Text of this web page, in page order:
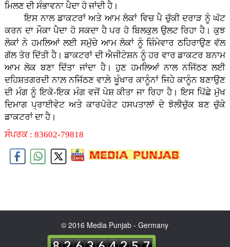
ਮਿਲਣ ਦੀ ਸੰਭਾਵਨਾ ਪੈਦਾ ਹੋ ਜਾਂਦੀ ਹੈ।
ਇਸ ਨਾਲ ਡਾਕਟਰਾਂ ਅਤੇ ਆਮ ਲੋਕਾਂ ਵਿਚ ਪੈ ਚੁੱਕੀ ਦਰਾੜ ਨੂੰ ਘੱਟ
ਕਰਨ ਦਾ ਮੌਕਾ ਪੈਦਾ ਹੋ ਸਕਦਾ ਹੈ ਪਰ ਹੋ ਬਿਲਕੁਲ ਉਲਟ ਰਿਹਾ ਹੈ। ਕੁਝ
ਲੋਕਾਂ ਨੇ ਹਮਲਿਆਂ ਲਈ ਸਮੁੱਚੇ ਆਮ ਲੋਕਾਂ ਨੂੰ ਜ਼ਿੰਮੇਵਾਰ ਠਹਿਰਾਉਣ ਵੱਲ
ਗੱਲ ਤੋਰ ਦਿੱਤੀ ਹੈ। ਡਾਕਟਰਾਂ ਦੀ ਐਜੀਟੇਸ਼ਨ ਨੂੰ ਹਰ ਵਾਰ ਡਾਕਟਰ ਬਨਾਮ
ਆਮ ਲੋਕ ਬਣਾ ਦਿੱਤਾ ਜਾਂਦਾ ਹੈ। ਹੁਣ ਹਮਲਿਆਂ ਨਾਲ ਨਜਿੱਠਣ ਲਈ
ਦਹਿਸ਼ਤਗਰਦੀ ਨਾਲ਼ ਨਜਿੱਠਣ ਵਾਲ਼ੇ ਖੂੰਖਾਰ ਕਾਨੂੰਨਾਂ ਜਿਹੇ ਕਾਨੂੰਨ ਬਣਾਉਣ
ਦੀ ਮੰਗ ਨੂੰ ਇਕੋ-ਇਕ ਮੰਗ ਵਜੋਂ ਪੇਸ਼ ਕੀਤਾ ਜਾ ਰਿਹਾ ਹੈ। ਇਸ ਪਿੱਛੇ ਮੁੱਖ
ਦਿਮਾਗ ਪ੍ਰਾਈਵੇਟ ਅਤੇ ਕਾਰਪੋਰੇਟ ਹਸਪਤਾਲਾਂ ਦੇ ਝੋਲੀਚੁੱਕ ਬਣ ਚੁੱਕੇ
ਡਾਕਟਰਾਂ ਦਾ ਹੈ।
ਸੰਪਰਕ : 83602-79818
© 2016 Media Punjab - Germany